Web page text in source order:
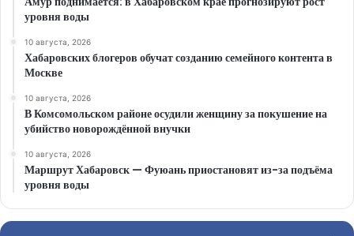
уровня воды
10 августа, 2026
Хабаровских блогеров обучат созданию семейного контента в
Москве
10 августа, 2026
В Комсомольском районе осудили женщину за покушение на
убийство новорождённой внучки
10 августа, 2026
Маршрут Хабаровск — Фуюань приостановят из-за подъёма
уровня воды